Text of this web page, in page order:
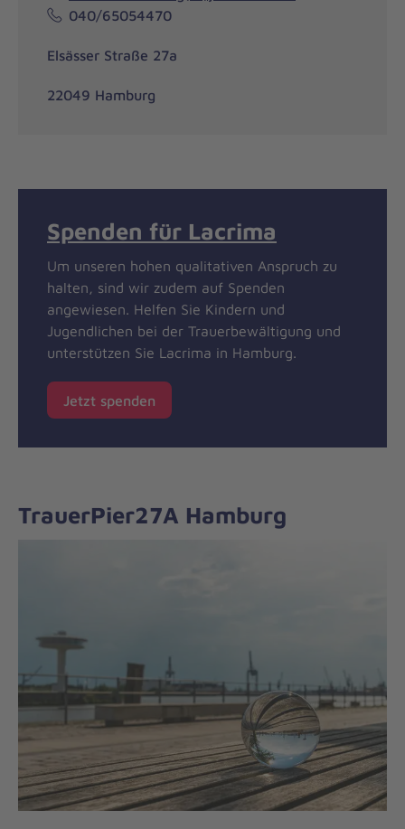
040/65054470
Elsässer Straße 27a
22049 Hamburg
Spenden für Lacrima
Um unseren hohen qualitativen Anspruch zu
halten, sind wir zudem auf Spenden
angewiesen. Helfen Sie Kindern und
Jugendlichen bei der Trauerbewältigung und
unterstützen Sie Lacrima in Hamburg.
Jetzt spenden
TrauerPier27A Hamburg